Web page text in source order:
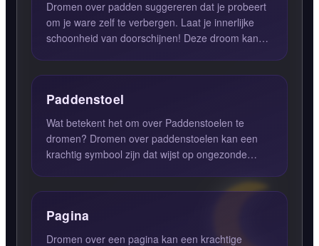
Dromen over padden suggereren dat je probeert
om je ware zelf te verbergen. Laat je innerlijke
schoonheid van doorschijnen! Deze droom kan
Paddenstoel
Wat betekent het om over Paddenstoelen te
dromen? Dromen over paddenstoelen kan een
krachtig symbool zijn dat wijst op ongezonde
Pagina
Dromen over een pagina kan een krachtige